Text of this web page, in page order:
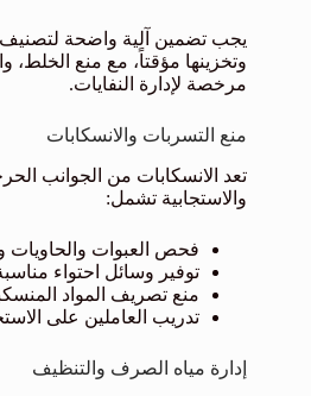
يجب تضمين آلية واضحة لتصنيف
وتخزينها مؤقتاً، مع منع الخلط،
مرخصة لإدارة النفايات.
منع التسربات والانسكابات
تعد الانسكابات من الجوانب
والاستجابية تشمل:
فحص العبوات والحاويات
توفير وسائل احتواء
منع تصريف المواد
تدريب العاملين على
إدارة مياه الصرف والتنظيف